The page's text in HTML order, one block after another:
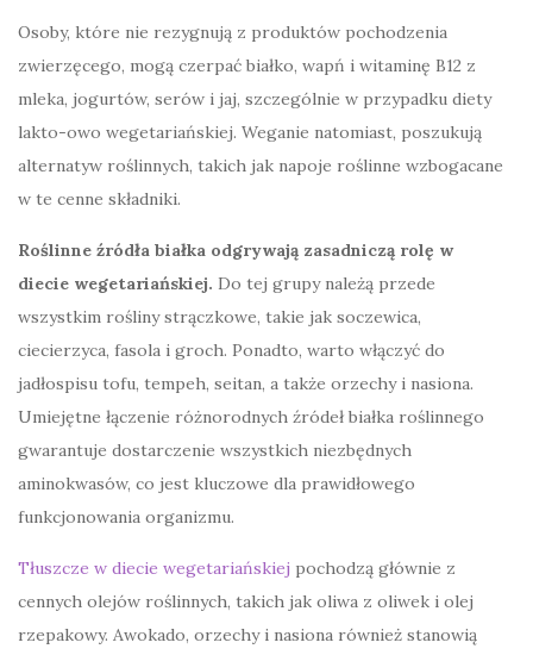
Osoby, które nie rezygnują z produktów pochodzenia
zwierzęcego, mogą czerpać białko, wapń i witaminę B12 z
mleka, jogurtów, serów i jaj, szczególnie w przypadku diety
lakto-owo wegetariańskiej. Weganie natomiast, poszukują
alternatyw roślinnych, takich jak napoje roślinne wzbogacane
w te cenne składniki.
Roślinne źródła białka odgrywają zasadniczą rolę w
diecie wegetariańskiej. Do tej grupy należą przede
wszystkim rośliny strączkowe, takie jak soczewica,
ciecierzyca, fasola i groch. Ponadto, warto włączyć do
jadłospisu tofu, tempeh, seitan, a także orzechy i nasiona.
Umiejętne łączenie różnorodnych źródeł białka roślinnego
gwarantuje dostarczenie wszystkich niezbędnych
aminokwasów, co jest kluczowe dla prawidłowego
funkcjonowania organizmu.
Tłuszcze w diecie wegetariańskiej pochodzą głównie z
cennych olejów roślinnych, takich jak oliwa z oliwek i olej
rzepakowy. Awokado, orzechy i nasiona również stanowią